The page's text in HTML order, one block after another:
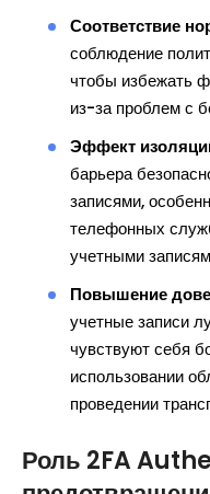
Соответствие
соблюдение
чтобы избежать
из-за проблем с
Эффект
барьера
записями,
телефонных
учетными
Повышение
учетные записи
чувствуют себя
использовании
проведении
Роль 2FA